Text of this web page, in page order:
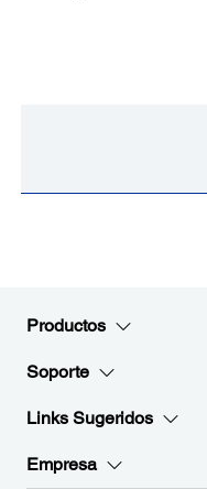
Productos
Soporte
Links Sugeridos
Empresa